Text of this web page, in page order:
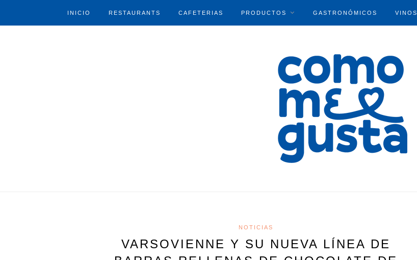
INICIO RESTAURANTS CAFETERIAS PRODUCTOS GASTRONÓMICOS VINOS
NOTICIAS
VARSOVIENNE Y SU NUEVA LÍNEA DE